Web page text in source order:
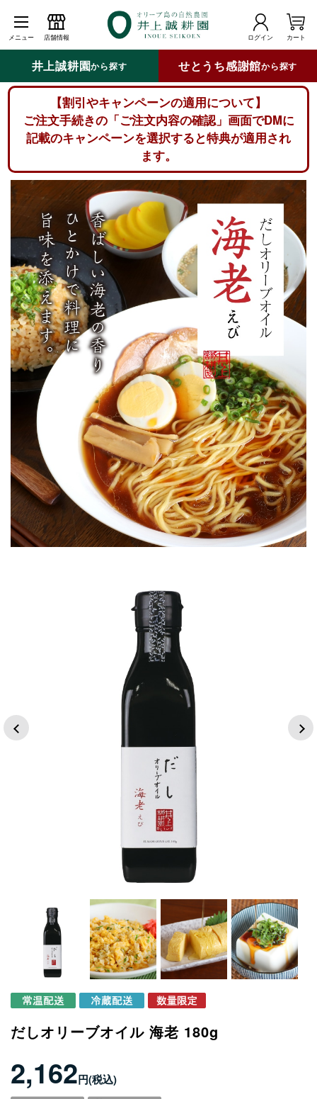
メニュー 店舗情報 ログイン カート
井上誠耕園から探す せとうち感謝館から探す
【割引やキャンペーンの適用について】
ご注文手続きの「ご注文内容の確認」画面でDMに
記載のキャンペーンを選択すると特典が適用され
ます。
だしオリーブオイル 海老 180g
2,162円